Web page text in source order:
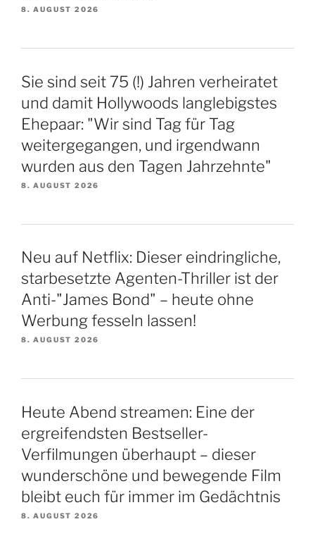
8. AUGUST 2026
Sie sind seit 75 (!) Jahren verheiratet
und damit Hollywoods langlebigstes
Ehepaar: "Wir sind Tag für Tag
weitergegangen, und irgendwann
wurden aus den Tagen Jahrzehnte"
8. AUGUST 2026
Neu auf Netflix: Dieser eindringliche,
starbesetzte Agenten-Thriller ist der
Anti-"James Bond" – heute ohne
Werbung fesseln lassen!
8. AUGUST 2026
Heute Abend streamen: Eine der
ergreifendsten Bestseller-
Verfilmungen überhaupt – dieser
wunderschöne und bewegende Film
bleibt euch für immer im Gedächtnis
8. AUGUST 2026